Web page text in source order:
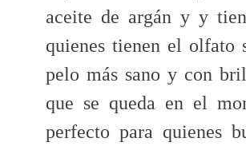
aceite de argán y y
quienes tienen el olfato
pelo más sano y con
que se queda en el
perfecto para quienes